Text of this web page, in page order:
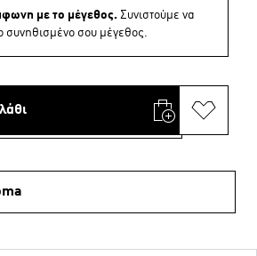
με το μέγεθος. Συνιστούμε να
συνηθισμένο σου μέγεθος.